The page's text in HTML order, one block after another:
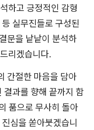
하고 긍정적인 감형
실무진들로 구성된
문을 낱낱이 분석하
리겠습니다.
간절한 마음을 담아
결과를 향해 끝까지 함
품으로 무사히 돌아
심을 쏟아붓겠습니